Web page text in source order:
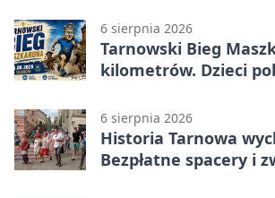
6 sierpnia 2026
Tarnowski Bieg
kilometrów. Dzieci
6 sierpnia 2026
Historia Tarnowa
Bezpłatne spacery i